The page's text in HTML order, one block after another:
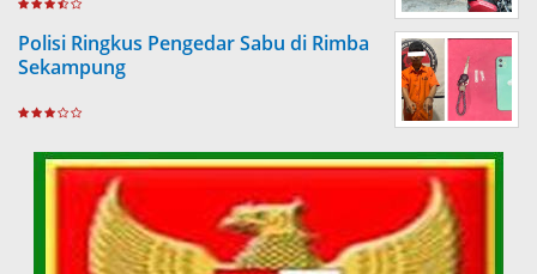
Polisi Ringkus Pengedar Sabu di Rimba
Sekampung